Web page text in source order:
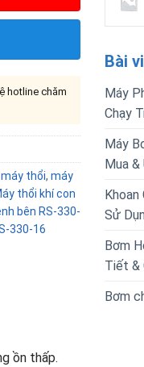
Bài
Máy
Chạy
Máy
Mua &
Khoan
Sử
Bơm
Tiết &
Bơm
hotline chăm
máy thổi, máy
thổi khí con
bên RS-330-
330-16
ồn thấp.